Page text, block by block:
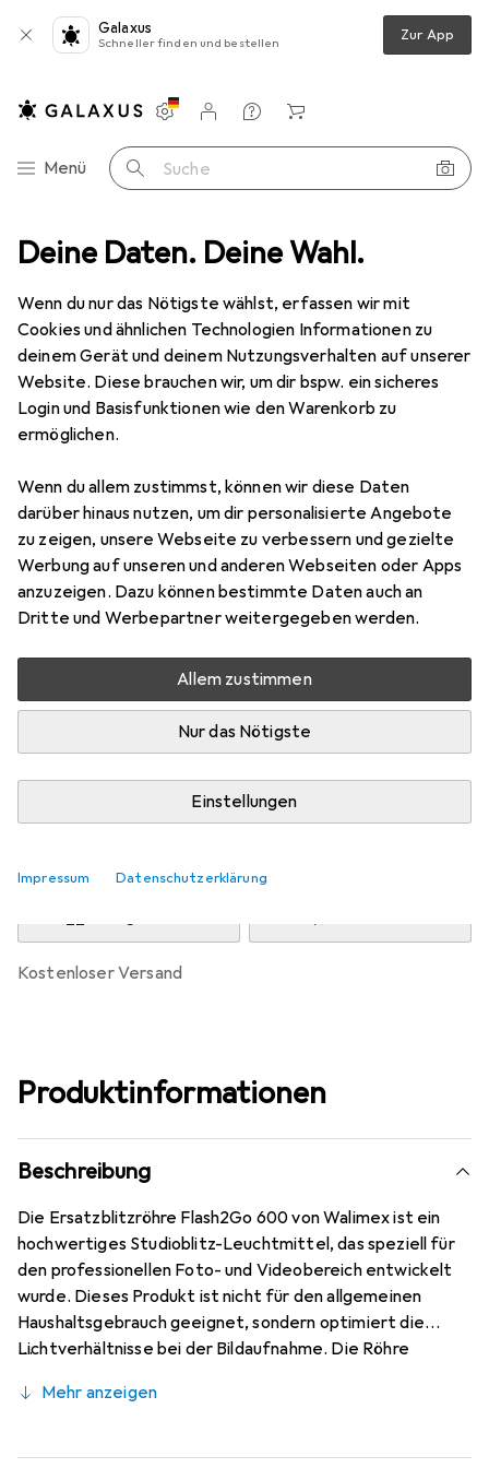
Deine Daten. Deine Wahl.
Wenn du nur das Nötigste wählst, erfassen wir mit
Cookies und ähnlichen Technologien Informationen zu
deinem Gerät und deinem Nutzungsverhalten auf unserer
Website. Diese brauchen wir, um dir bspw. ein sicheres
Login und Basisfunktionen wie den Warenkorb zu
ermöglichen.
Wenn du allem zustimmst, können wir diese Daten
darüber hinaus nutzen, um dir personalisierte Angebote
zu zeigen, unsere Webseite zu verbessern und gezielte
Werbung auf unseren und anderen Webseiten oder Apps
anzuzeigen. Dazu können bestimmte Daten auch an
Dritte und Werbepartner weitergegeben werden.
Allem zustimmen
Nur das Nötigste
Einstellungen
Impressum Datenschutzerklärung
Galaxus
Schneller finden und bestellen Zur App
Navigation nach Kategorien
Menü Suche
Einstellungen
Kundenkonto
Vergleichslisten
Merklisten
Warenkorb
Studioblitz Zubehör Walimex Ersatzblitzröhre Flash2Go 600
16 Bilder
WalimexErsatzblitzröhre Flash2Go
600
Preis in EUR inkl. MwSt.
EUR
87,–
Bewertungen Marke
Mehr von Walimex
Zwischen Mi, 12.8. und Fr, 14.8. geliefert
Lieferort angeben für genaue Lieferzeit
kostenloser Versand
Produktinformationen
Beschreibung
Die Ersatzblitzröhre Flash2Go 600 von Walimex ist ein
hochwertiges Studioblitz-Leuchtmittel, das speziell für
den professionellen Foto- und Videobereich entwickelt
wurde. Dieses Produkt ist nicht für den allgemeinen
Haushaltsgebrauch geeignet, sondern optimiert die
Lichtverhältnisse bei der Bildaufnahme. Die Röhre
eine gleichmässige und präzise Lichtverteilung
bietet eine zuverlässige Leistung für kreative Projekte.
Mehr anzeigen